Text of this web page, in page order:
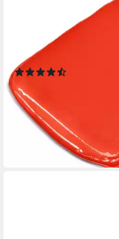
SATIN, mit
Argan-Öl, bis zu
Feuchtigkeit,
9,99 €
(2.081,25 €/ 1 kg)
lieferbar - in 2-3